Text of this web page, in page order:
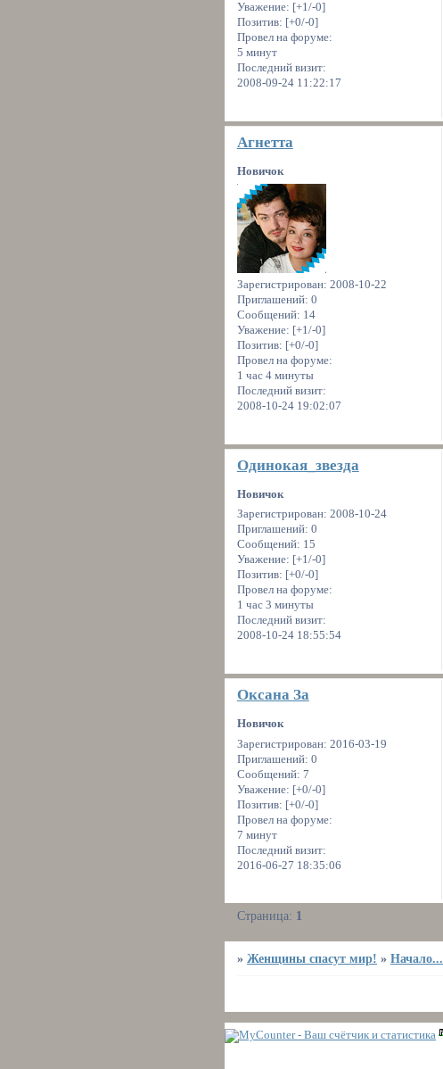
Уважение: [+1/-0]
Позитив: [+0/-0]
Провел на форуме:
5 минут
Последний визит:
2008-09-24 11:22:17
Агнетта
Новичок
Зарегистрирован: 2008-10-22
Приглашений: 0
Сообщений: 14
Уважение: [+1/-0]
Позитив: [+0/-0]
Провел на форуме:
1 час 4 минуты
Последний визит:
2008-10-24 19:02:07
Одинокая_звезда
Новичок
Зарегистрирован: 2008-10-24
Приглашений: 0
Сообщений: 15
Уважение: [+1/-0]
Позитив: [+0/-0]
Провел на форуме:
1 час 3 минуты
Последний визит:
2008-10-24 18:55:54
Оксана За
Новичок
Зарегистрирован: 2016-03-19
Приглашений: 0
Сообщений: 7
Уважение: [+0/-0]
Позитив: [+0/-0]
Провел на форуме:
7 минут
Последний визит:
2016-06-27 18:35:06
Страница: 1
»Женщины спасут мир! »Начало...